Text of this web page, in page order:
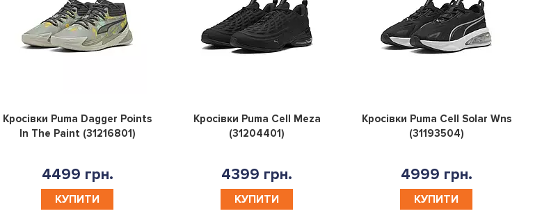
0
Кросівки Puma Dagger Points
In The Paint (31216801)
4499 грн.
КУПИТИ
0
Кросівки Puma Cell Meza
(31204401)
4399 грн.
КУПИТИ
0
Кросівки Puma Cell Solar Wns
(31193504)
4999 грн.
КУПИТИ